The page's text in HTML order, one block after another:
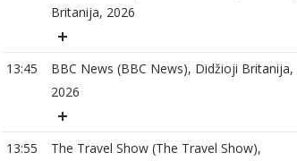
Britanija, 2026
13:45
BBC News (BBC News), Didžioji Britanija,
2026
13:55 The Travel Show (The Travel Show),